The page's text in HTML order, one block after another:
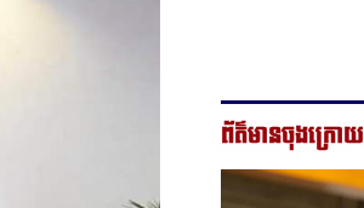
ព័ត៌មានចុងក្រោយ